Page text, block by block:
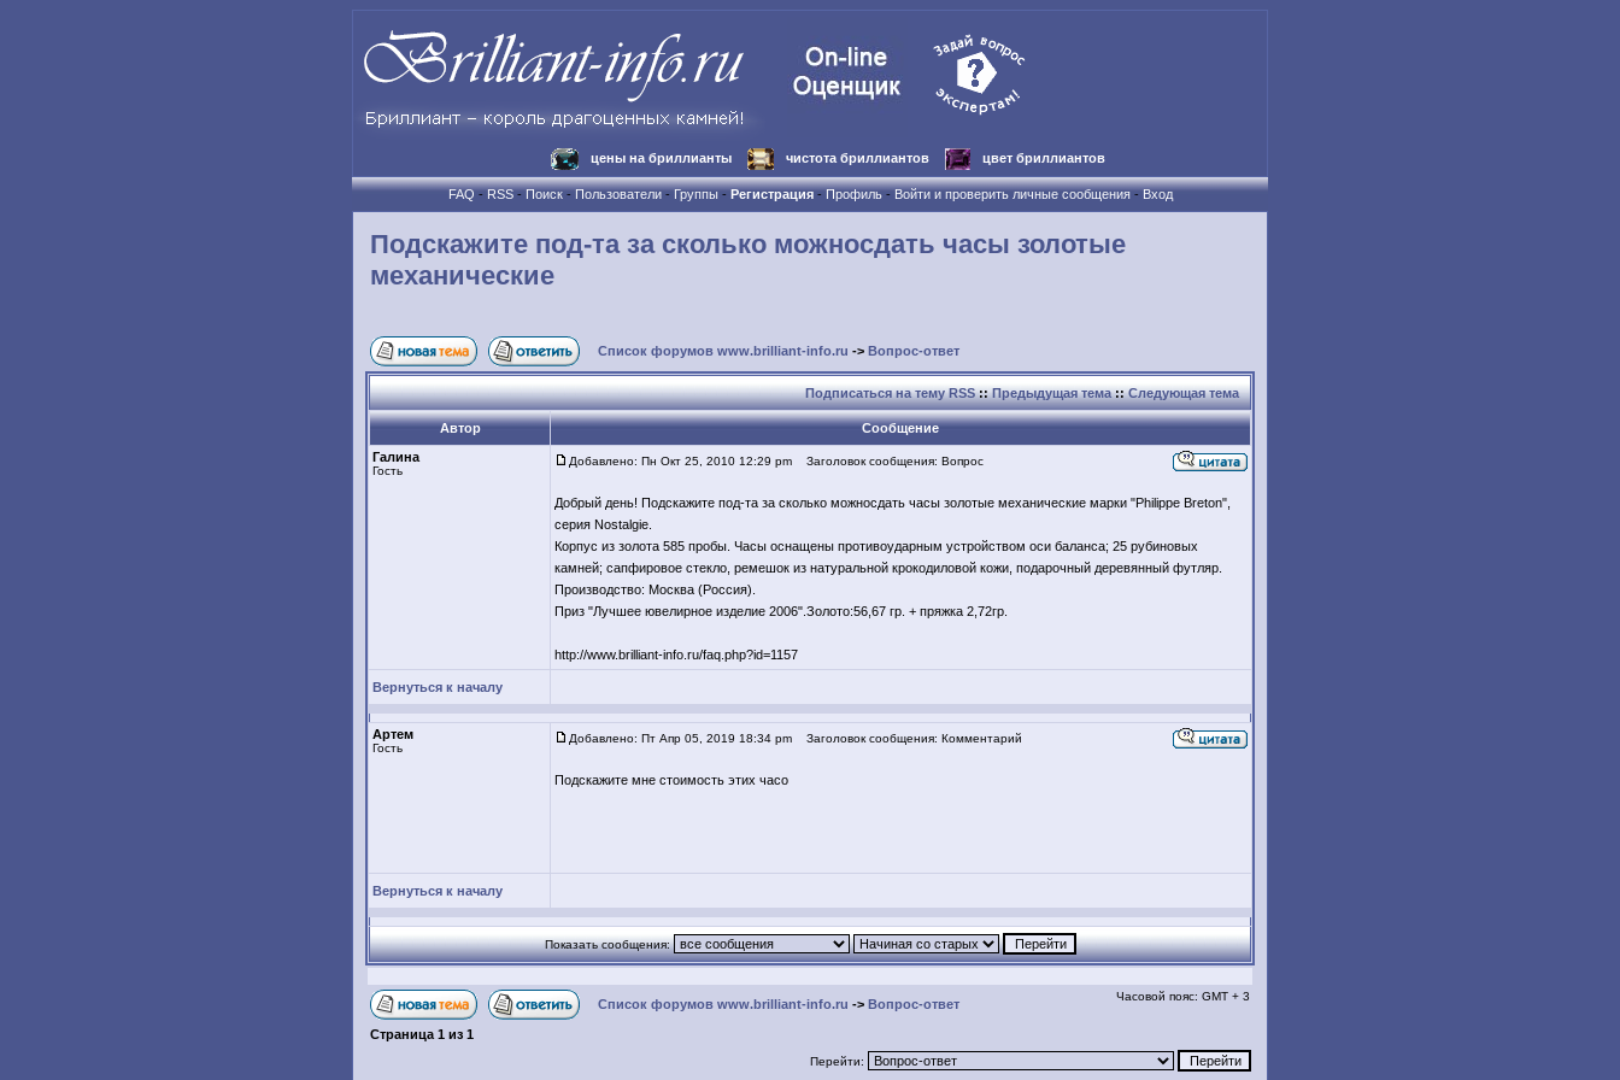
цены на бриллианты чистота бриллиантов цвет бриллиантов
FAQ-RSS-Поиск-Пользователи-Группы-Регистрация -Профиль-Войти и проверить личные сообщения-Вход
Подскажите под-та за сколько можносдать часы золотые
механические
Список форумов www.brilliant-info.ru -> Вопрос-ответ
Подписаться на тему RSS::Предыдущая тема::Следующая тема
Автор
Сообщение
Галина
Гость
Добавлено: Пн Окт 25, 2010 12:29 pm Заголовок сообщения: Вопрос
Добрый день! Подскажите под-та за сколько можносдать часы золотые механические марки "Philippe Breton",
серия Nostalgie.
Корпус из золота 585 пробы. Часы оснащены противоударным устройством оси баланса; 25 рубиновых
камней; сапфировое стекло, ремешок из натуральной крокодиловой кожи, подарочный деревянный футляр.
Производство: Москва (Россия).
Приз "Лучшее ювелирное изделие 2006".Золото:56,67 гр. + пряжка 2,72гр.
http://www.brilliant-info.ru/faq.php?id=1157
Вернуться к началу
Артем
Гость
Добавлено: Пт Апр 05, 2019 18:34 pm Заголовок сообщения: Комментарий
Подскажите мне стоимость этих часо
Вернуться к началу
Показать сообщения:
Список форумов www.brilliant-info.ru -> Вопрос-ответ
Часовой пояс: GMT + 3
Страница 1 из 1
Перейти: